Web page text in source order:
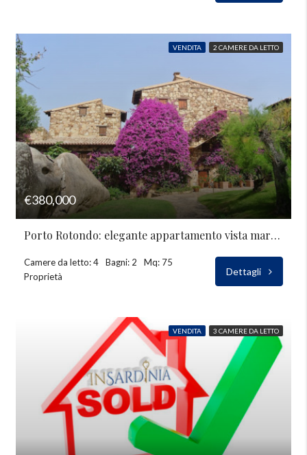
VENDITA 2 CAMERE DA LETTO
€380,000
Porto Rotondo: elegante appartamento vista mare in vendita
Camere da letto: 4 Bagni: 2
Mq: 75
Proprietà
Dettagli
VENDITA 3 CAMERE DA LETTO